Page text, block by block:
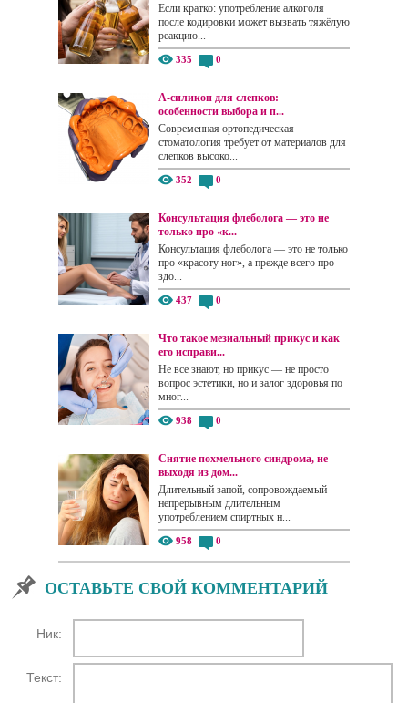
Если кратко: употребление алкоголя
после кодировки может вызвать тяжёлую
реакцию...
335 0
А-силикон для слепков:
особенности выбора и п...
Современная ортопедическая
стоматология требует от материалов для
слепков высоко...
352 0
Консультация флеболога — это не
только про «к...
Консультация флеболога — это не только
про «красоту ног», а прежде всего про
здо...
437 0
Что такое мезиальный прикус и как
его исправи...
Не все знают, но прикус — не просто
вопрос эстетики, но и залог здоровья по
мног...
938 0
Снятие похмельного синдрома, не
выходя из дом...
Длительный запой, сопровождаемый
непрерывным длительным
употреблением спиртных н...
958 0
ОСТАВЬТЕ СВОЙ КОММЕНТАРИЙ
Ник:
Текст: